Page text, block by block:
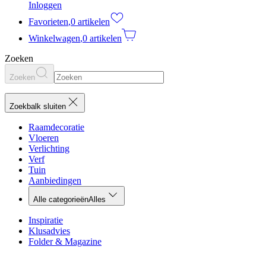
Inloggen
Favorieten,0 artikelen
Winkelwagen,0 artikelen
Zoeken
Zoeken
Zoekbalk sluiten
Raamdecoratie
Vloeren
Verlichting
Verf
Tuin
Aanbiedingen
Alle categorieënAlles
Inspiratie
Klusadvies
Folder & Magazine